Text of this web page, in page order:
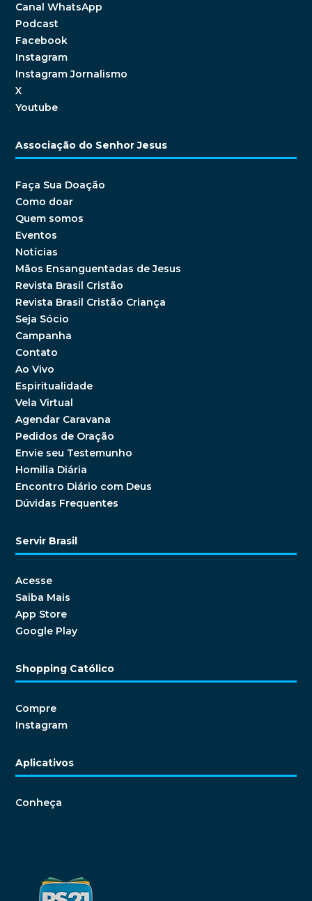
Canal WhatsApp
Podcast
Facebook
Instagram
Instagram Jornalismo
X
Youtube
Associação do Senhor Jesus
Faça Sua Doação
Como doar
Quem somos
Eventos
Notícias
Mãos Ensanguentadas de Jesus
Revista Brasil Cristão
Revista Brasil Cristão Criança
Seja Sócio
Campanha
Contato
Ao Vivo
Espiritualidade
Vela Virtual
Agendar Caravana
Pedidos de Oração
Envie seu Testemunho
Homilia Diária
Encontro Diário com Deus
Dúvidas Frequentes
Servir Brasil
Acesse
Saiba Mais
App Store
Google Play
Shopping Católico
Compre
Instagram
Aplicativos
Conheça